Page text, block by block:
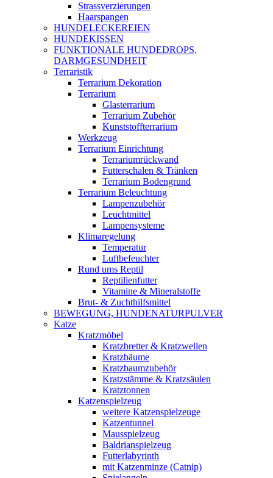
Strassverzierungen
Haarspangen
HUNDELECKEREIEN
HUNDEKISSEN
FUNKTIONALE HUNDEDROPS,
DARMGESUNDHEIT
Terraristik
Terrarium Dekoration
Terrarium
Glasterrarium
Terrarium Zubehör
Kunststoffterrarium
Werkzeug
Terrarium Einrichtung
Terrariumrückwand
Futterschalen & Tränken
Terrarium Bodengrund
Terrarium Beleuchtung
Lampenzubehör
Leuchtmittel
Lampensysteme
Klimaregelung
Temperatur
Luftbefeuchter
Rund ums Reptil
Reptilienfutter
Vitamine & Mineralstoffe
Brut- & Zuchthilfsmittel
BEWEGUNG, HUNDENATURPULVER
Katze
Kratzmöbel
Kratzbretter & Kratzwellen
Kratzbäume
Kratzbaumzubehör
Kratzstämme & Kratzsäulen
Kratztonnen
Katzenspielzeug
weitere Katzenspielzeuge
Katzentunnel
Mausspielzeug
Baldrianspielzeug
Futterlabyrinth
mit Katzenminze (Catnip)